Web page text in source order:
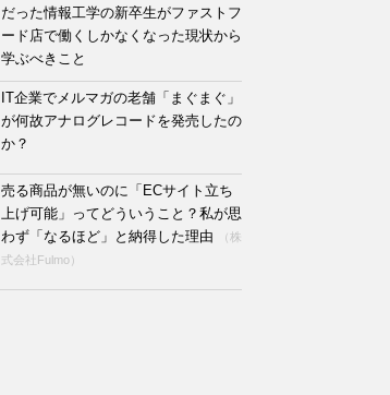
だった情報工学の新卒生がファストフ
ード店で働くしかなくなった現状から
学ぶべきこと
IT企業でメルマガの老舗「まぐまぐ」
が何故アナログレコードを発売したの
か？
売る商品が無いのに「ECサイト立ち
上げ可能」ってどういうこと？私が思
わず「なるほど」と納得した理由
（株
式会社Fulmo）